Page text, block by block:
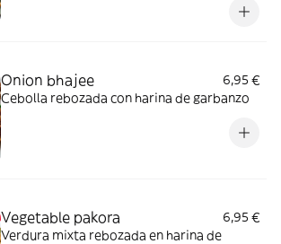
Onion bhajee
6,95 €
Cebolla rebozada con harina de garbanzo
Vegetable pakora
6,95 €
Verdura mixta rebozada en harina de